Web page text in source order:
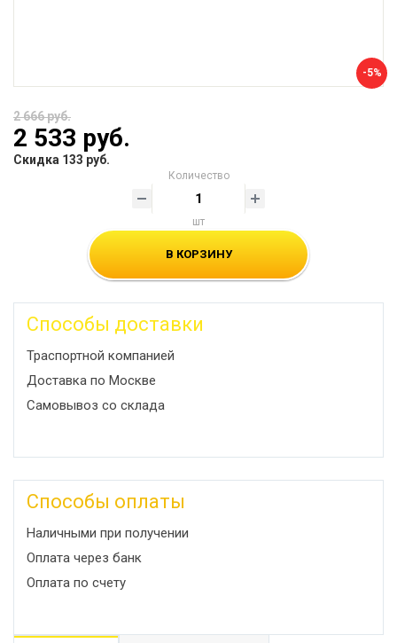
-5%
2 666 руб.
2 533 руб.
Скидка 133 руб.
Количество
шт
В КОРЗИНУ
Способы доставки
Траспортной компанией
Доставка по Москве
Самовывоз со склада
Способы оплаты
Наличными при получении
Оплата через банк
Оплата по счету